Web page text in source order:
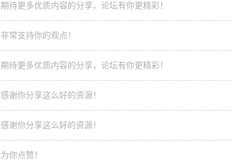
期待更多优质内容的分享，论坛有你更精彩！
非常支持你的观点！
期待更多优质内容的分享，论坛有你更精彩！
感谢你分享这么好的资源！
感谢你分享这么好的资源！
为你点赞！